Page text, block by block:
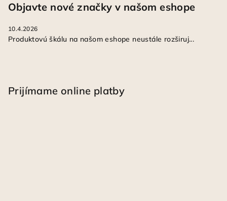
Objavte nové značky v našom eshope
10.4.2026
Produktovú škálu na našom eshope neustále rozširuj...
Prijímame online platby